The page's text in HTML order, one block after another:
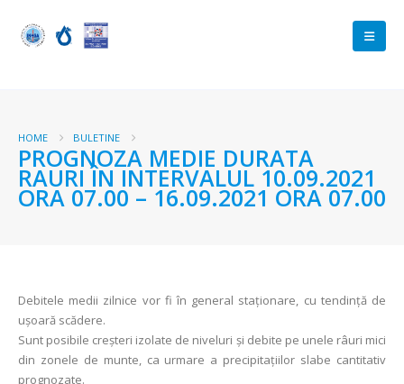
HOME BULETINE
PROGNOZA MEDIE DURATA
RAURI ÎN INTERVALUL 10.09.2021
ORA 07.00 – 16.09.2021 ORA 07.00
Debitele medii zilnice vor fi în general staționare, cu tendință de
uşoară scădere.
Sunt posibile creşteri izolate de niveluri și debite pe unele râuri mici
din zonele de munte, ca urmare a precipitațiilor slabe cantitativ
prognozate.